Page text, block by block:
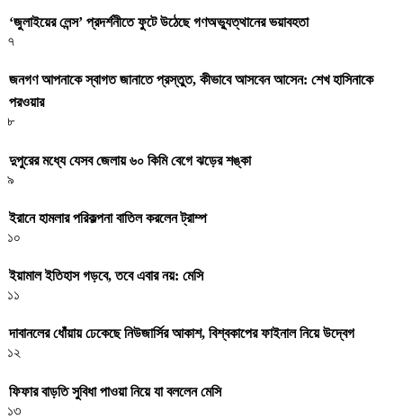
‘জুলাইয়ের লেন্স’ প্রদর্শনীতে ফুটে উঠেছে গণঅভ্যুত্থানের ভয়াবহতা
৭
জনগণ আপনাকে স্বাগত জানাতে প্রস্তুত, কীভাবে আসবেন আসেন: শেখ হাসিনাকে
পরওয়ার
৮
দুপুরের মধ্যে যেসব জেলায় ৬০ কিমি বেগে ঝড়ের শঙ্কা
৯
ইরানে হামলার পরিকল্পনা বাতিল করলেন ট্রাম্প
১০
ইয়ামাল ইতিহাস গড়বে, তবে এবার নয়: মেসি
১১
দাবানলের ধোঁয়ায় ঢেকেছে নিউজার্সির আকাশ, বিশ্বকাপের ফাইনাল নিয়ে উদ্বেগ
১২
ফিফার বাড়তি সুবিধা পাওয়া নিয়ে যা বললেন মেসি
১৩